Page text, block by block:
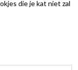
die je kat niet zal